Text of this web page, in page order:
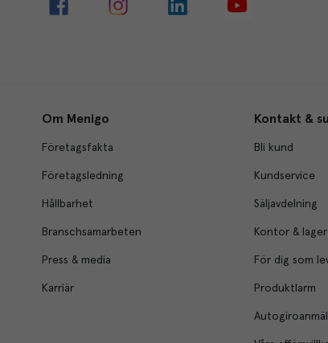
Om Menigo
Företagsfakta
Företagsledning
Hållbarhet
Branschsamarbeten
Press & media
Karriär
Kontakt &
Bli kund
Kundservice
Säljavdelning
Kontor & lager
För dig som
Produktlarm